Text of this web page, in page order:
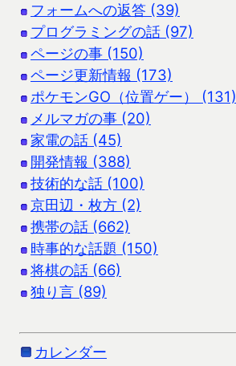
フォームへの返答 (39)
プログラミングの話 (97)
ページの事 (150)
ページ更新情報 (173)
ポケモンGO（位置ゲー） (131)
メルマガの事 (20)
家電の話 (45)
開発情報 (388)
技術的な話 (100)
京田辺・枚方 (2)
携帯の話 (662)
時事的な話題 (150)
将棋の話 (66)
独り言 (89)
カレンダー